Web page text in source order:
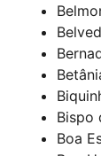
Bispo
Boa